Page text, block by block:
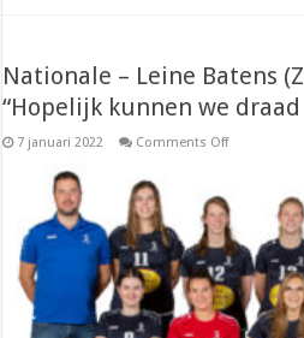
Nationale – Leine Batens
“Hopelijk kunnen we
7 januari 2022 Comments Offon
Batens
(Zele
Berlare):
“Hopelijk
kunnen
we
draad
meteen
oppikken”